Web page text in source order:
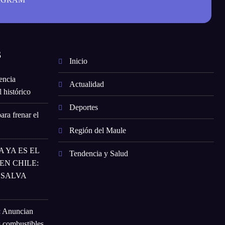
histórico
frenar el
YA ES EL
CHILE:
Anuncian
Inicio
Actualidad
Deportes
Región del Maule
Tendencia y Salud